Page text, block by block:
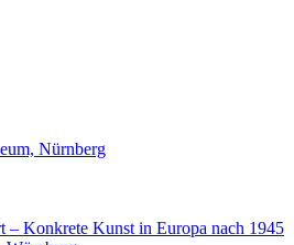
Nürnberg
– Konkrete Kunst in Europa nach 1945